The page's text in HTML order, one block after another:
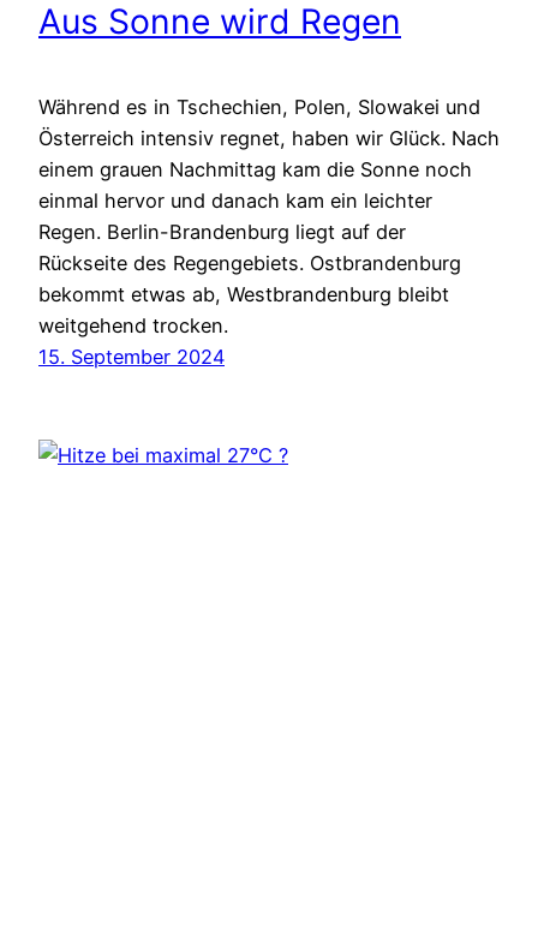
Aus Sonne wird Regen
Während es in Tschechien, Polen, Slowakei und
Österreich intensiv regnet, haben wir Glück. Nach
einem grauen Nachmittag kam die Sonne noch
einmal hervor und danach kam ein leichter
Regen. Berlin-Brandenburg liegt auf der
Rückseite des Regengebiets. Ostbrandenburg
bekommt etwas ab, Westbrandenburg bleibt
weitgehend trocken.
15. September 2024